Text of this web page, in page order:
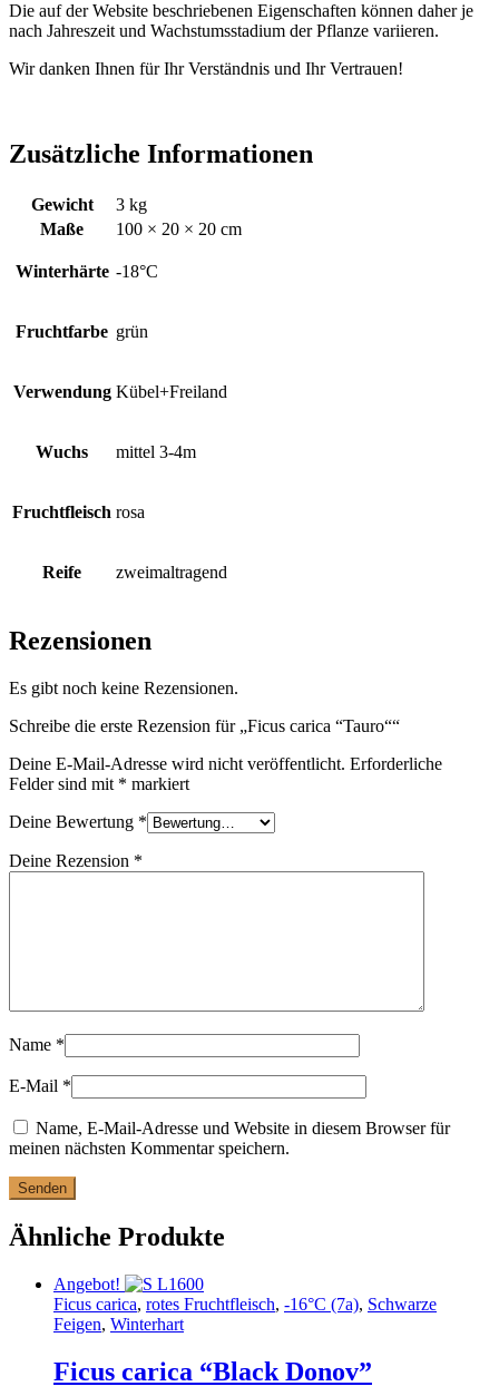
Die auf der Website beschriebenen Eigenschaften können daher je
nach Jahreszeit und Wachstumsstadium der Pflanze variieren.
Wir danken Ihnen für Ihr Verständnis und Ihr Vertrauen!
Zusätzliche Informationen
Gewicht
3 kg
Maße
100 × 20 × 20 cm
Winterhärte -18°C
Fruchtfarbe grün
Verwendung Kübel+Freiland
Wuchs mittel 3-4m
Fruchtfleisch rosa
Reife zweimaltragend
Rezensionen
Es gibt noch keine Rezensionen.
Schreibe die erste Rezension für „Ficus carica “Tauro““
Deine E-Mail-Adresse wird nicht veröffentlicht. Erforderliche
Felder sind mit * markiert
Deine Bewertung *
Deine Rezension *
Name *
E-Mail *
Name, E-Mail-Adresse und Website in diesem Browser für
meinen nächsten Kommentar speichern.
Ähnliche Produkte
Angebot!
Ficus carica, rotes Fruchtfleisch, -16°C (7a), Schwarze
Feigen, Winterhart
Ficus carica “Black Donov”